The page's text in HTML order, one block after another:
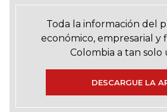
Toda la información del
económico, empresarial y
Colombia a tan solo
DESCARGUE LA